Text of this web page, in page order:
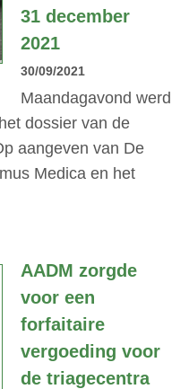
31 december
2021
30/09/2021
Maandagavond werd
dossier van de
aangeven van De
Medica en het
AADM zorgde
voor een
forfaitaire
vergoeding voor
de triagecentra